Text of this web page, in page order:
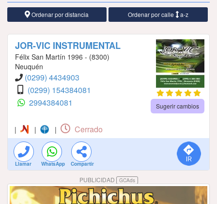
Ordenar por distancia Ordenar por calle a-z
JOR-VIC INSTRUMENTAL
Félix San Martín 1996 - (8300)
Neuquén
(0299) 4434903
(0299) 154384081
2994384081
Sugerir cambios
| | | Cerrado
Llamar WhatsApp Compartir
PUBLICIDAD GCAds